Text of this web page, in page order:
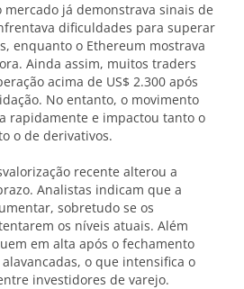
mercado já demonstrava sinais de
dificuldades para superar
enquanto o Ethereum mostrava
Ainda assim, muitos traders
acima de US$ 2.300 após
No entanto, o movimento
rapidamente e impactou tanto o
o de derivativos.
recente alterou a
Analistas indicam que a
sobretudo se os
os níveis atuais. Além
em alta após o fechamento
o que intensifica o
investidores de varejo.